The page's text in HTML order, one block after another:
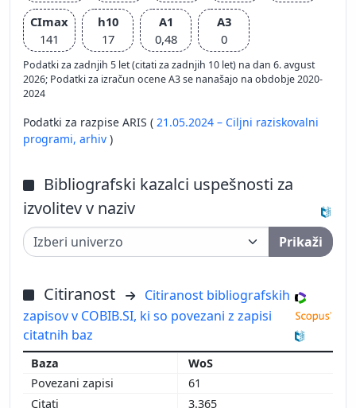
CImax
141
h10
17
A1
0,48
A3
0
Podatki za zadnjih 5 let (citati za zadnjih 10 let) na dan 6. avgust
2026; Podatki za izračun ocene A3 se nanašajo na obdobje 2020-
2024
Podatki za razpise ARIS ( 21.05.2024 – Ciljni raziskovalni
programi, arhiv )
Bibliografski kazalci uspešnosti za
izvolitev v naziv
Prikaži
Citiranost
Citiranost bibliografskih
zapisov v COBIB.SI, ki so povezani z zapisi
citatnih baz
WoS
61
3.365